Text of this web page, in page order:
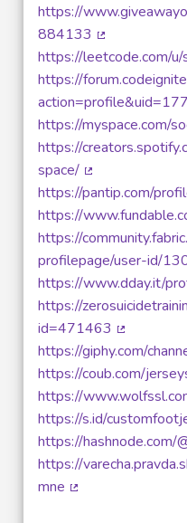
https://
884133
(External link)
https://leetcode.com/
https://
https://myspace.com/
https://
space/
(External link)
https://pantip.com/
https://
https://
profilepage/user-id/
https://www.dday.it/
https://
id=471463
(External
https://giphy.com/
https://coub.com/
https://
https://s.id/
https://hashnode.com/
https://
mne